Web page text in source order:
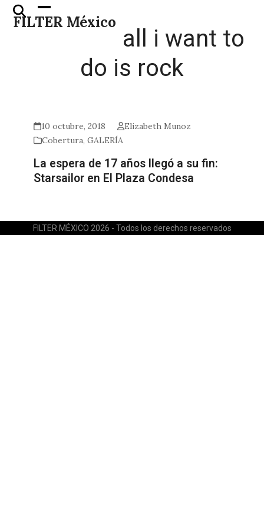
Skip
FILTER México
Open
mobile
Close
mobile
all i want to
do is rock
10 octubre, 2018
Elizabeth Munoz
Cobertura,GALERÍA
La espera de 17 años llegó a su fin:
Starsailor en El Plaza Condesa
FILTER MÉXICO 2026 - Todos los derechos reservados